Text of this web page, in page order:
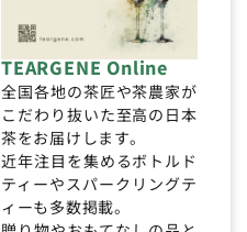
TEARGENE Online
全国各地の茶匠や茶農家が
こだわり抜いた至高の日本
茶をお届けします。
近年注目を集めるボトルド
ティーやスパークリングテ
ィーも多数掲載。